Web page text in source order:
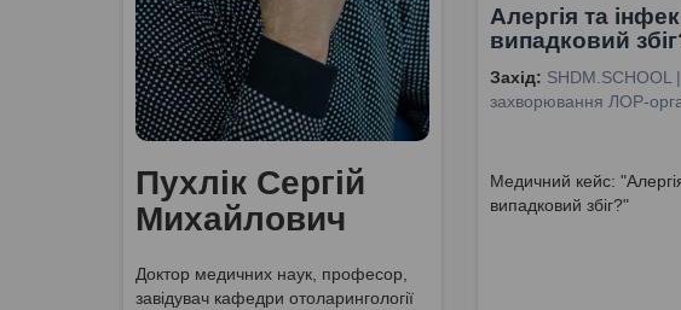
Пухлік Сергій
Михайлович
Доктор медичних наук, професор,
завідувач кафедри отоларингології
Алергія та
випадковий
Захід: SHDM.SCHOOL |
захворювання ЛОР-
Медичний кейс:
випадковий збіг?"